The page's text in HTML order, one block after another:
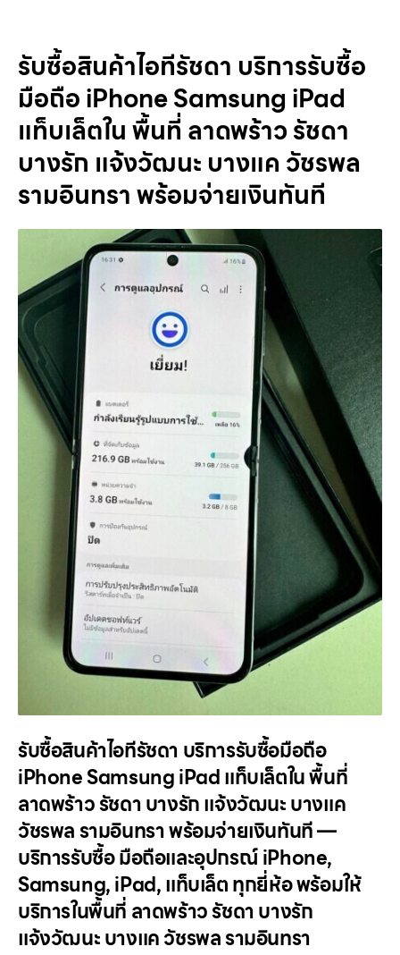
รับซื้อสินค้าไอทีรัชดา บริการรับซื้อ
มือถือ iPhone Samsung iPad
แท็บเล็ตใน พื้นที่ ลาดพร้าว รัชดา
บางรัก แจ้งวัฒนะ บางแค วัชรพล
รามอินทรา พร้อมจ่ายเงินทันที
รับซื้อสินค้าไอทีรัชดา บริการรับซื้อมือถือ
iPhone Samsung iPad แท็บเล็ตใน พื้นที่
ลาดพร้าว รัชดา บางรัก แจ้งวัฒนะ บางแค
วัชรพล รามอินทรา พร้อมจ่ายเงินทันที —
บริการรับซื้อ มือถือและอุปกรณ์ iPhone,
Samsung, iPad, แท็บเล็ต ทุกยี่ห้อ พร้อมให้
บริการในพื้นที่ ลาดพร้าว รัชดา บางรัก
แจ้งวัฒนะ บางแค วัชรพล รามอินทรา